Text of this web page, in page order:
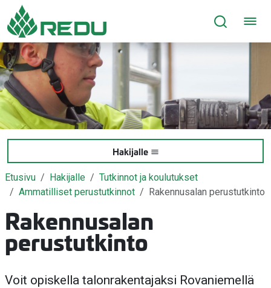
Siirry sivusisältöön
Hakijalle
Etusivu Hakijalle
Tutkinnot ja koulutukset
Ammatilliset perustutkinnot
Rakennusalan perustutkinto
Rakennusalan
perustutkinto
Voit opiskella talonrakentajaksi Rovaniemellä